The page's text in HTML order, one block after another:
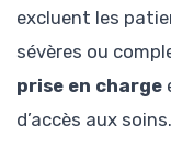
excluent les
sévères ou
prise en charge
d’accès aux soins.